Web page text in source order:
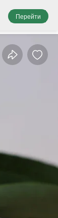
Перейти